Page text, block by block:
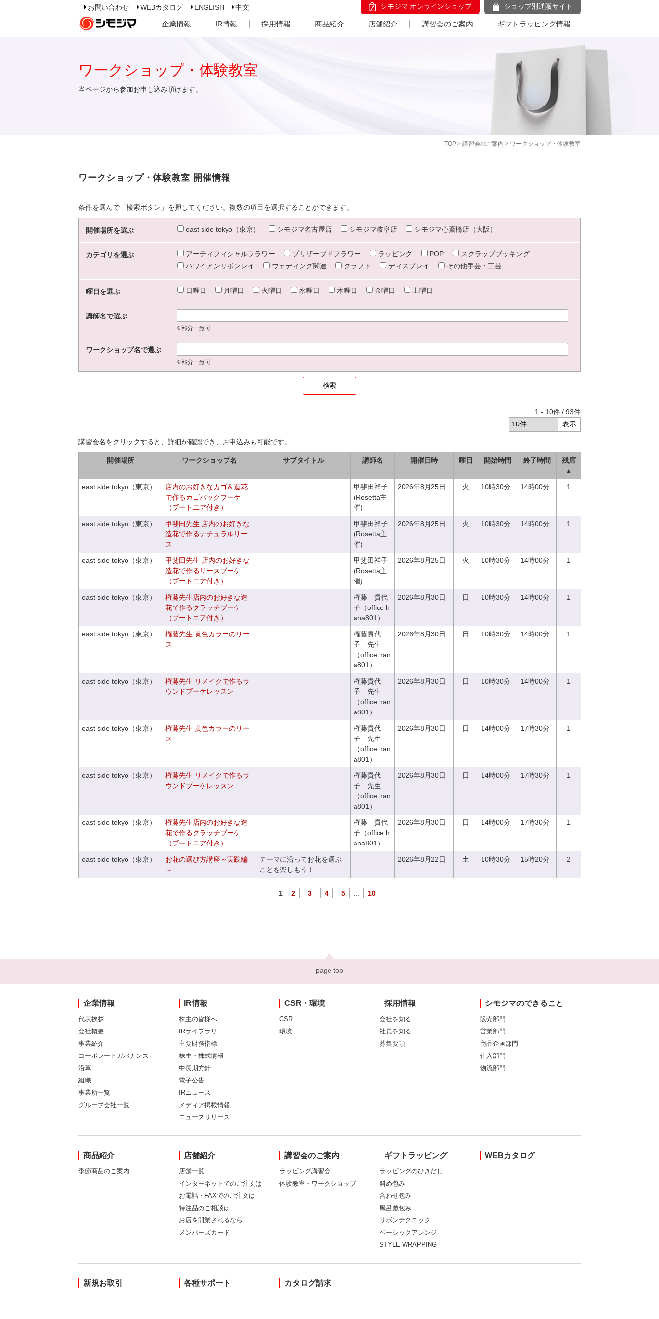
お問い合わせ WEBカタログ ENGLISH 中文 シモジマ オンラインショップ ショップ別通販サイト
企業情報 IR情報 採用情報 商品紹介 店舗紹介 講習会のご案内 ギフトラッピング情報
TOP > 講習会のご案内 > ワークショップ・体験教室
ワークショップ・体験教室
当ページから参加お申し込み頂けます。
ワークショップ・体験教室 開催情報
条件を選んで「検索ボタン」を押してください。複数の項目を選択することができます。
開催場所を選ぶ east side tokyo（東京） シモジマ名古屋店 シモジマ岐阜店 シモジマ心斎橋店（大阪）
カテゴリを選ぶ アーティフィシャルフラワー プリザーブドフラワー ラッピング POP
スクラップブッキング
ハワイアンリボンレイ
ウェディング関連 クラフト ディスプレイ その他手芸・工芸
曜日を選ぶ 日曜日 月曜日 火曜日 水曜日 木曜日 金曜日 土曜日
講師名で選ぶ
※部分一致可
ワークショップ名で選ぶ
※部分一致可
1 - 10件 / 93件
講習会名をクリックすると、詳細が確認でき、お申込みも可能です。
開催場所 ワークショップ名 サブタイトル 講師名 開催日時 曜日 開始時間 終了時間
残席
▲
east side tokyo（東京）
店内のお好きなカゴ＆造花
で作るカゴバックブーケ
（ブート二ア付き）
甲斐田祥子
(Rosetta主
催)
2026年8月25日 火 10時30分 14時00分 1
east side tokyo（東京）
甲斐田先生 店内のお好きな
造花で作るナチュラルリー
ス
甲斐田祥子
(Rosetta主
催)
2026年8月25日 火 10時30分 14時00分 1
east side tokyo（東京）
甲斐田先生 店内のお好きな
造花で作るリースブーケ
（ブート二ア付き）
甲斐田祥子
(Rosetta主
催)
2026年8月25日 火 10時30分 14時00分 1
east side tokyo（東京）
権藤先生店内のお好きな造
花で作るクラッチブーケ
（ブートニア付き）
権藤 貴代
子（office h
ana801）
2026年8月30日 日 10時30分 14時00分 1
east side tokyo（東京）
権藤先生 黄色カラーのリー
ス
権藤貴代
子 先生
（office han
a801）
2026年8月30日 日 10時30分 14時00分 1
east side tokyo（東京）
権藤先生 リメイクで作るラ
ウンドブーケレッスン
権藤貴代
子 先生
（office han
a801）
2026年8月30日 日 10時30分 14時00分 1
east side tokyo（東京）
権藤先生 黄色カラーのリー
ス
権藤貴代
子 先生
（office han
a801）
2026年8月30日 日 14時00分 17時30分 1
east side tokyo（東京）
権藤先生 リメイクで作るラ
ウンドブーケレッスン
権藤貴代
子 先生
（office han
a801）
2026年8月30日 日 14時00分 17時30分 1
east side tokyo（東京）
権藤先生店内のお好きな造
花で作るクラッチブーケ
（ブートニア付き）
権藤 貴代
子（office h
ana801）
2026年8月30日 日 14時00分 17時30分 1
east side tokyo（東京）
お花の選び方講座～実践編
～
テーマに沿ってお花を選ぶ
ことを楽しもう！
2026年8月22日 土 10時30分 15時20分 2
1 2 3 4 5 10
page top
企業情報
代表挨拶
会社概要
事業紹介
コーポレートガバナンス
沿革
組織
事業所一覧
グループ会社一覧
IR情報
株主の皆様へ
IRライブラリ
主要財務指標
株主・株式情報
中長期方針
電子公告
IRニュース
メディア掲載情報
ニュースリリース
CSR・環境
CSR
環境
採用情報
会社を知る
社員を知る
募集要項
シモジマのできること
販売部門
営業部門
商品企画部門
仕入部門
物流部門
商品紹介
季節商品のご案内
店舗紹介
店舗一覧
インターネットでのご注文は
お電話・FAXでのご注文は
特注品のご相談は
お店を開業されるなら
メンバーズカード
講習会のご案内
ラッピング講習会
体験教室・ワークショップ
ギフトラッピング
ラッピングのひきだし
斜め包み
合わせ包み
風呂敷包み
リボンテクニック
ベーシックアレンジ
STYLE WRAPPING
WEBカタログ
新規お取引 各種サポート カタログ請求